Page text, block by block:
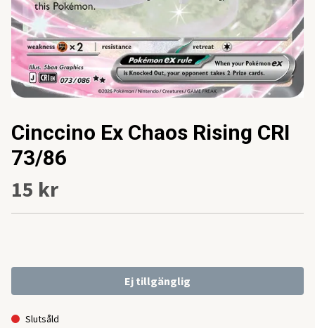
Cinccino Ex Chaos Rising CRI
73/86
15 kr
Ej tillgänglig
Slutsåld